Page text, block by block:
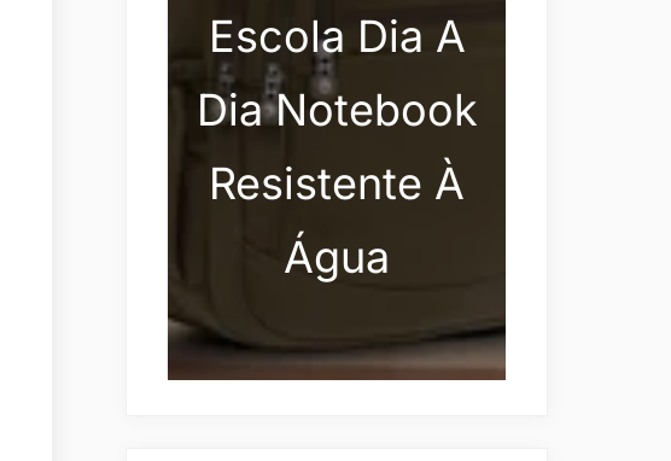
Escola Dia A
Dia Notebook
Resistente À
Água